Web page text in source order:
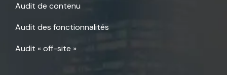
Audit de contenu
Audit des fonctionnalités
Audit « off-site »